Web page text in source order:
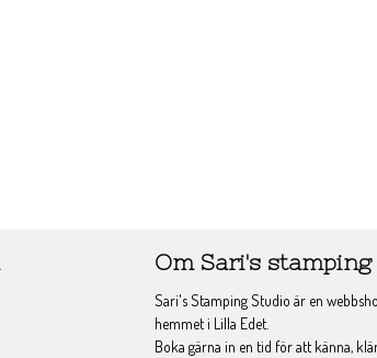
Om Sari's
Sari's Stamping Studio är en
hemmet i Lilla Edet.
Boka gärna in en tid för att känna,